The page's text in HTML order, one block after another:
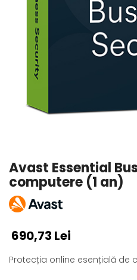
AVAST Driver Updater
AVAST SecureLine VPN
AVAST AntiTrack Premium
Avast Essential
computere (1 an)
690,73 Lei
Protecția online esențială de